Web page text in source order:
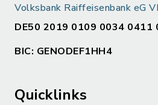
Volksbank Raiffeisenbank eG
DE50 2019 0109 0034 0411
BIC: GENODEF1HH4
Quicklinks